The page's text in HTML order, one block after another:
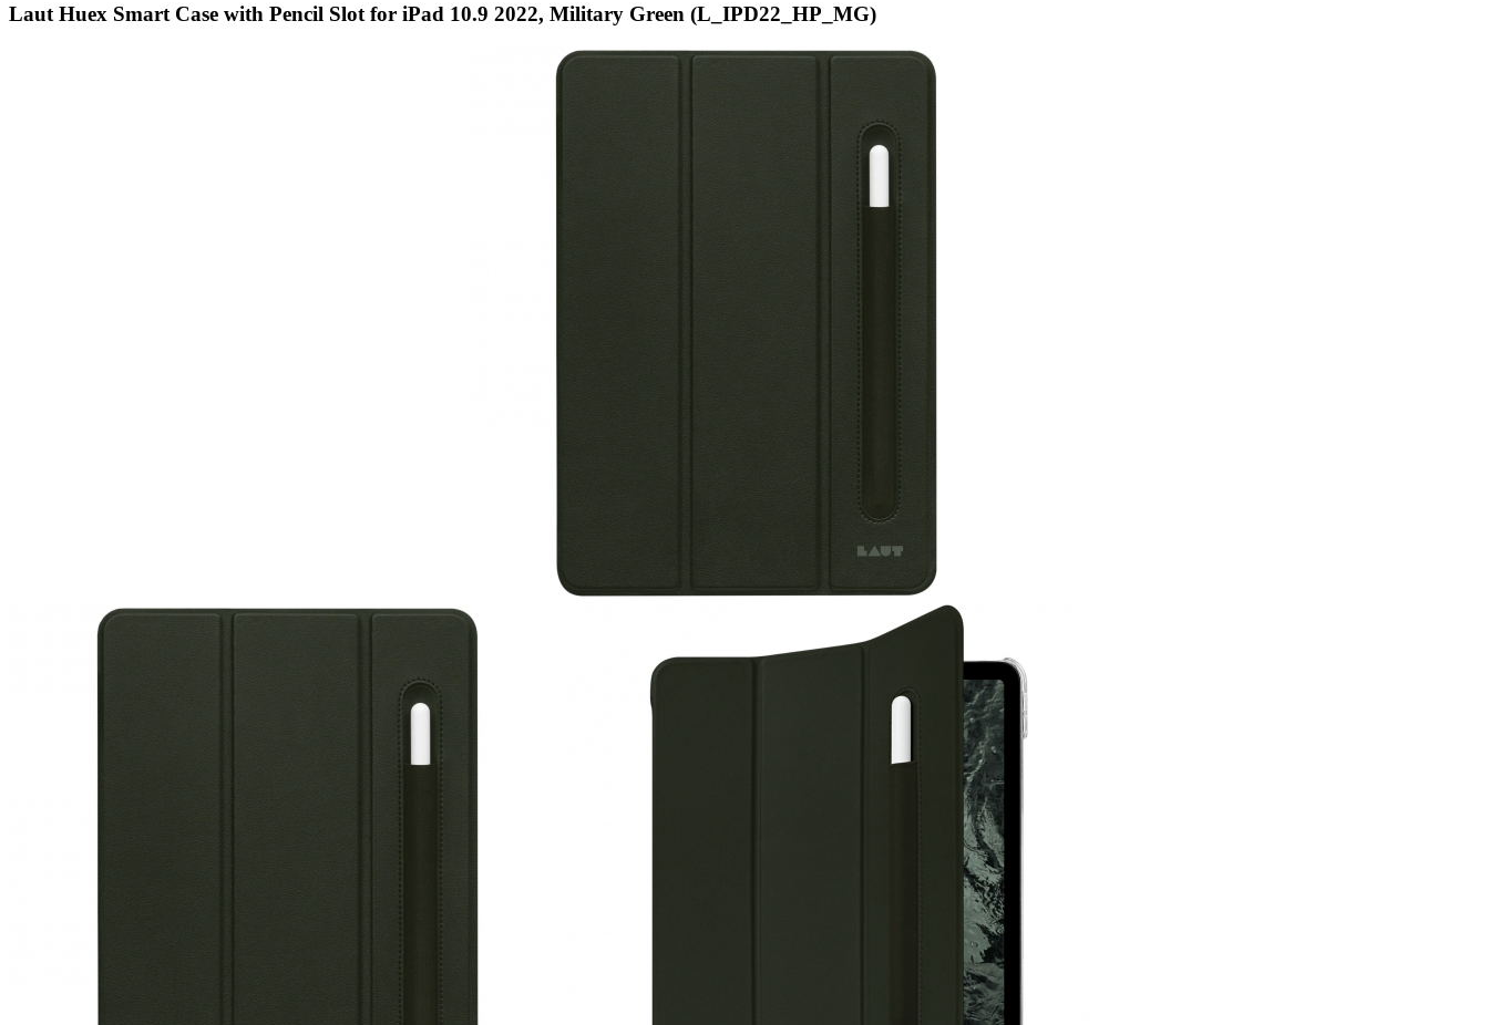
Laut Huex Smart Case with Pencil Slot for iPad 10.9 2022, Military Green (L_IPD22_HP_MG)